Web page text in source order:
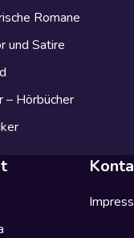
Romane
und Satire
– Hörbücher